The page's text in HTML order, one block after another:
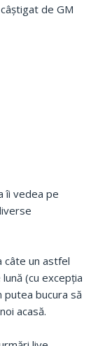
de GM
îi vedea pe
câte un astfel
(cu excepția
putea bucura să
acasă.